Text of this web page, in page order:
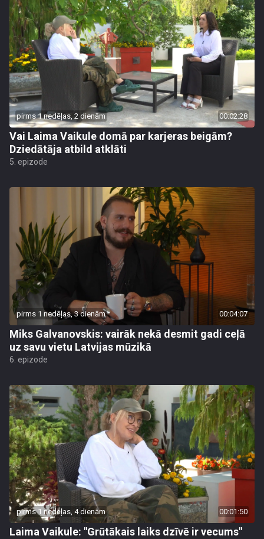
pirms 1 nedēļas, 2 dienām 00:02:28
Vai Laima Vaikule domā par karjeras beigām?
Dziedātāja atbild atklāti
5. epizode
pirms 1 nedēļas, 3 dienām 00:04:07
Miks Galvanovskis: vairāk nekā desmit gadi ceļā
uz savu vietu Latvijas mūzikā
6. epizode
pirms 1 nedēļas, 4 dienām 00:01:50
Laima Vaikule: "Grūtākais laiks dzīvē ir vecums"